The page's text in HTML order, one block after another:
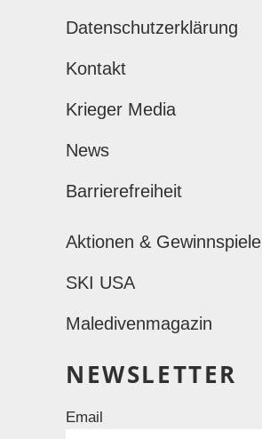
Datenschutzerklärung
Kontakt
Krieger Media
News
Barrierefreiheit
Aktionen & Gewinnspiele
SKI USA
Maledivenmagazin
NEWSLETTER
Email